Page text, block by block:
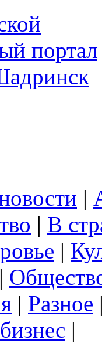
|
| В
|
|
| Разное
|